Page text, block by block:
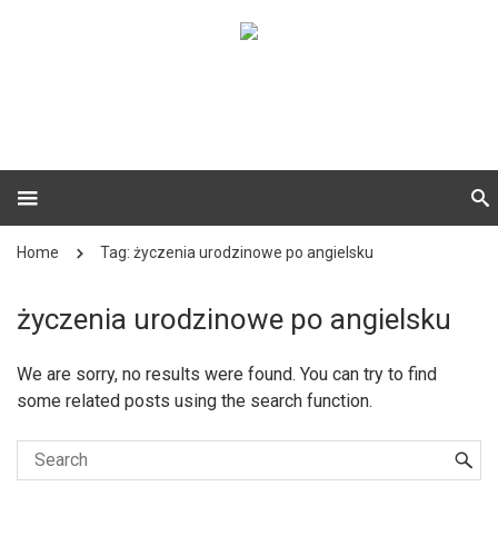
Home Tag: życzenia urodzinowe po angielsku
życzenia urodzinowe po angielsku
We are sorry, no results were found. You can try to find
some related posts using the search function.